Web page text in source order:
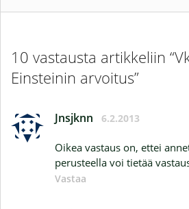
10 vastausta artikkeliin
Einsteinin arvoitus”
Jnsjknn 6.2.2013
Oikea vastaus on, ettei
perusteella voi tietää
Vastaa